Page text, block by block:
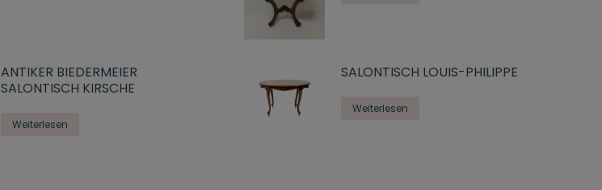
ANTIKER BIEDERMEIER
SALONTISCH KIRSCHE
Weiterlesen
SALONTISCH LOUIS-PHILIPPE
Weiterlesen